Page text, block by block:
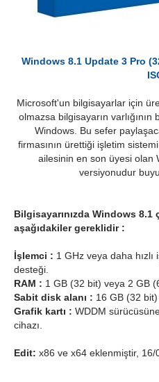
Windows 8.1 Update 3 Pro
Microsoft'un bilgisayarlar için
olmazsa bilgisayarın
Windows. Bu sefer
firmasının ürettiği işletim sistemi
ailesinin en son üyesi olan
versiyonudur
Bilgisayarınızda Windows 8.1
aşağıdakiler gereklidir :
İşlemci : 1 GHz veya daha
desteği.
RAM : 1 GB (32 bit) veya 2 GB
Sabit disk alanı : 16 GB (32
Grafik kartı : WDDM
cihazı.
Edit: x86 ve x64 eklenmiştir,